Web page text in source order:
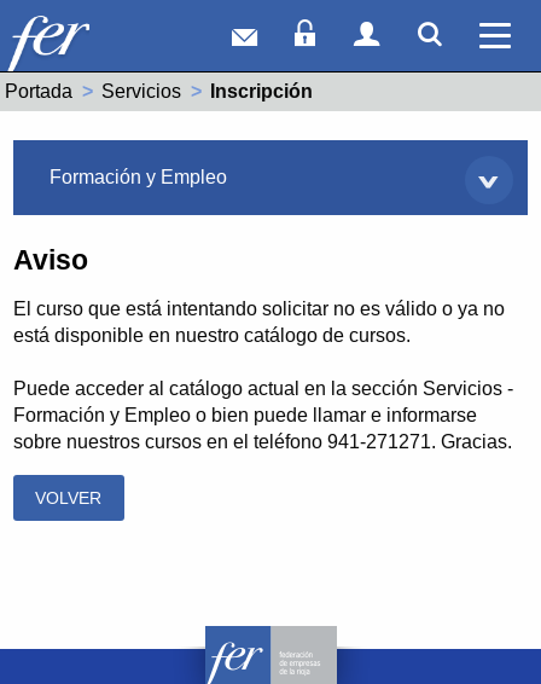
Correo webAcceso Socios
Acceso
Portada Servicios Actual:
Inscripción
Formación y Empleo
Aviso
El curso que está intentando solicitar no es válido o ya no
está disponible en nuestro catálogo de cursos.
Puede acceder al catálogo actual en la sección Servicios -
Formación y Empleo o bien puede llamar e informarse
sobre nuestros cursos en el teléfono 941-271271. Gracias.
VOLVER